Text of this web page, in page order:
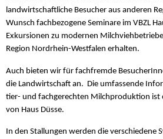
landwirtschaftliche Besucher aus anderen
Wunsch fachbezogene Seminare im VBZL
Exkursionen zu modernen
Region Nordrhein-Westfalen erhalten.
Auch bieten wir für fachfremde
die Landwirtschaft an. Die umfassende
tier- und fachgerechten Milchproduktion ist
von Haus Düsse.
In den Stallungen werden die verschiedene